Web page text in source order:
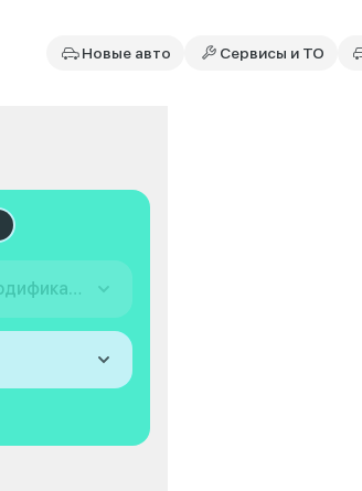
Новые авто Сервисы и ТО
Модификация